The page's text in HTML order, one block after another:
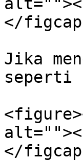
</
Jika
seperti